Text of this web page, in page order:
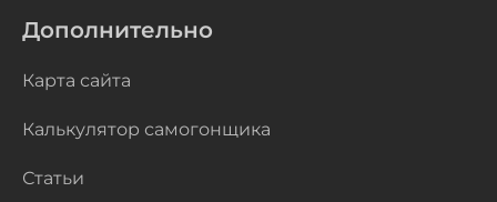
Дополнительно
Карта сайта
Калькулятор самогонщика
Статьи